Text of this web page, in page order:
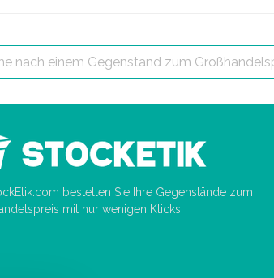
bestellen Sie Ihre Gegenstände zum
mit nur wenigen Klicks!